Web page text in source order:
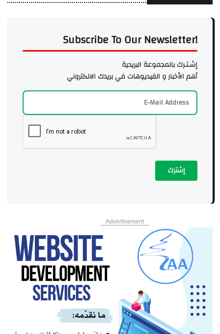
Subscribe To Our Newsletter!
إشـتـرك بالمجموعة البريدية
أهم الأخبار و الفيديوهات في بريدك الالكتروني
إشترك
Advertisement